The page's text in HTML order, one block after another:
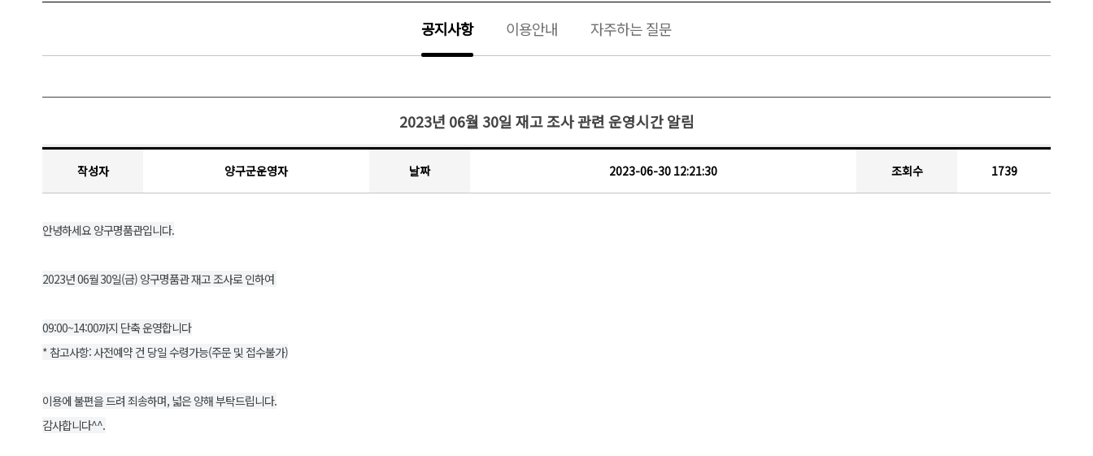
공지사항 이용안내 자주하는 질문
2023년 06월 30일 재고 조사 관련 운영시간 알림
작성자 양구군운영자 날짜 2023-06-30 12:21:30 조회수 1739
안녕하세요 양구명품관입니다.
2023년 06월 30일(금) 양구명품관 재고 조사로 인하여
09:00~14:00까지 단축 운영합니다
* 참고사항: 사전예약 건 당일 수령가능(주문 및 접수불가)
이용에 불편을 드려 죄송하며, 넓은 양해 부탁드립니다.
감사합니다^^.